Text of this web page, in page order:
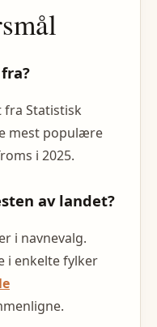
fra Statistisk
mest populære
i 2025.
av landet?
i navnevalg.
i enkeltefylker